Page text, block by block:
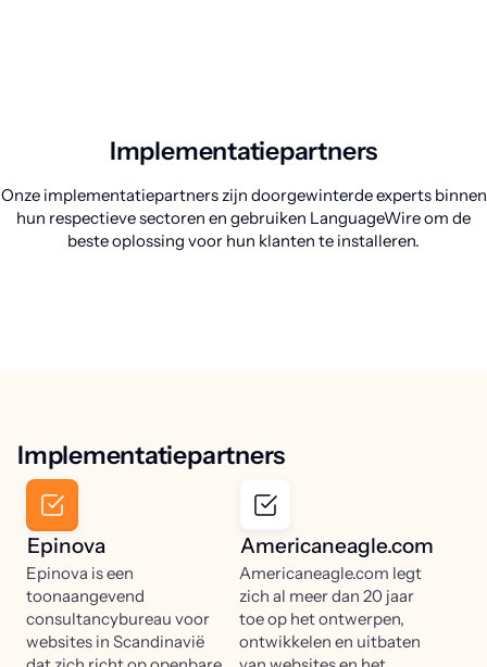
Implementatiepartners
Onze implementatiepartners zijn doorgewinterde experts binnen
hun respectieve sectoren en gebruiken LanguageWire om de
beste oplossing voor hun klanten te installeren.
Implementatiepartners
Epinova
Epinova is een
toonaangevend
consultancybureau voor
websites in Scandinavië
Americaneagle.com
Americaneagle.com legt
zich al meer dan 20 jaar
toe op het ontwerpen,
ontwikkelen en uitbaten